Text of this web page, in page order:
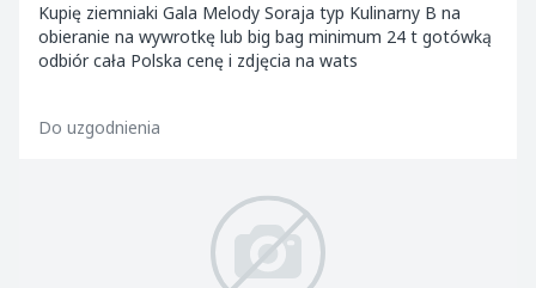
Kupię ziemniaki Gala Melody Soraja typ Kulinarny B na
obieranie na wywrotkę lub big bag minimum 24 t gotówką
odbiór cała Polska cenę i zdjęcia na wats
Do uzgodnienia